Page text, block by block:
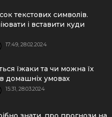
текстових символів.
і вставити куди
17:49, 28.02.2024
їжаки та чи можна їх
домашніх умовах
15:31, 28.03.2024